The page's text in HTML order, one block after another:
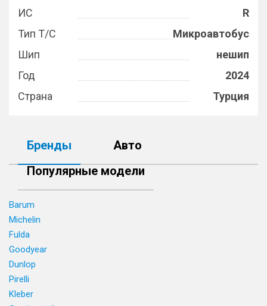
ИС
R
Тип Т/С
Микроавтобус
Шип
нешип
Год
2024
Страна
Турция
Бренды
Авто
Популярные модели
Barum
Michelin
Fulda
Goodyear
Dunlop
Pirelli
Kleber